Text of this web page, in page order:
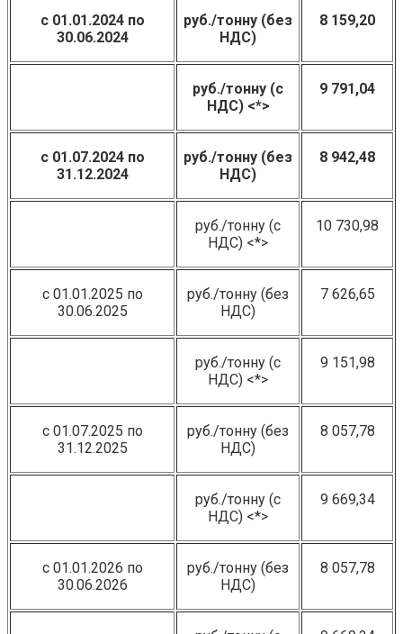
с 01.01.2024 по
30.06.2024
руб./тонну (без
НДС)
8 159,20
руб./тонну (с
НДС) <*>
9 791,04
с 01.07.2024 по
31.12.2024
руб./тонну (без
НДС)
8 942,48
руб./тонну (с
НДС) <*>
10 730,98
с 01.01.2025 по
30.06.2025
руб./тонну (без
НДС)
7 626,65
руб./тонну (с
НДС) <*>
9 151,98
с 01.07.2025 по
31.12.2025
руб./тонну (без
НДС)
8 057,78
руб./тонну (с
НДС) <*>
9 669,34
с 01.01.2026 по
30.06.2026
руб./тонну (без
НДС)
8 057,78